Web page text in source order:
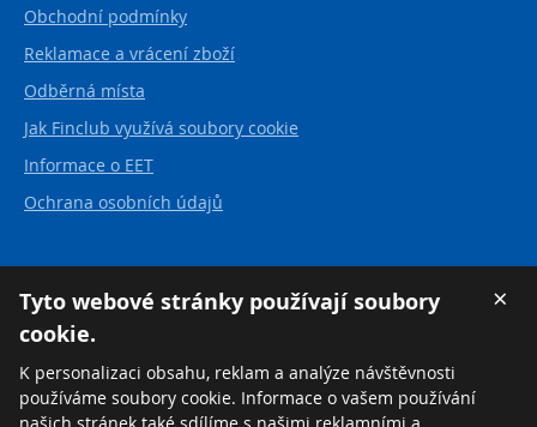
Obchodní podmínky
Reklamace a vrácení zboží
Odběrná místa
Jak Finclub využívá soubory cookie
Informace o EET
Ochrana osobních údajů
FINCLUB plus, a.s.
Karvinská 21
737 01 Český Těšín
Česká republika
×
Tyto webové stránky používají soubory
cookie.
K personalizaci obsahu, reklam a analýze návštěvnosti
používáme soubory cookie. Informace o vašem používání